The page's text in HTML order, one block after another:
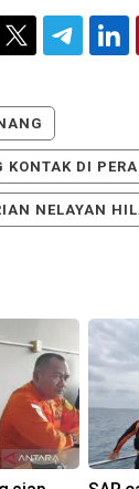
KONTAK DI
NELAYAN